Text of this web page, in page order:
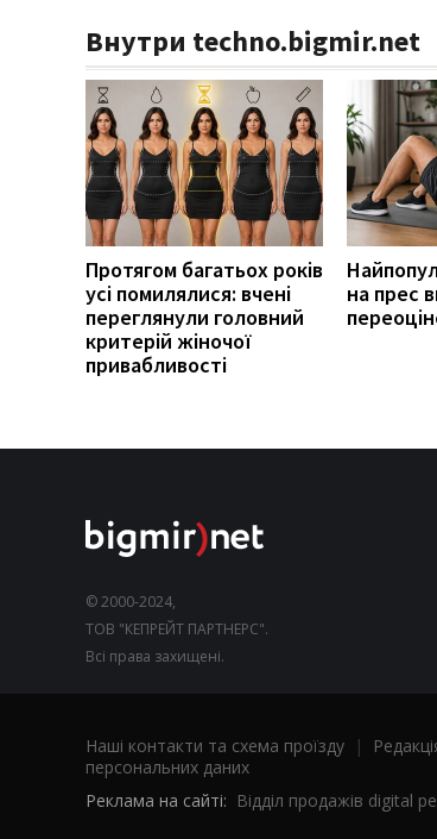
Внутри techno.bigmir.net
Протягом багатьох років
усі помилялися: вчені
переглянули головний
критерій жіночої
привабливості
на прес
© 2000-2024,
ТОВ "КЕПРЕЙТ ПАРТНЕРС".
Всі права захищені.
Наші контакти та схема проїзду |
персональних даних
Реклама на сайті: Відділ продажів digital